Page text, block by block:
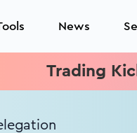
News
Kickstart: